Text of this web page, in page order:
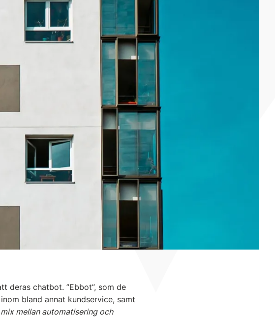
deras chatbot. ”Ebbot”, som de
bland annat kundservice, samt
mellan automatisering och